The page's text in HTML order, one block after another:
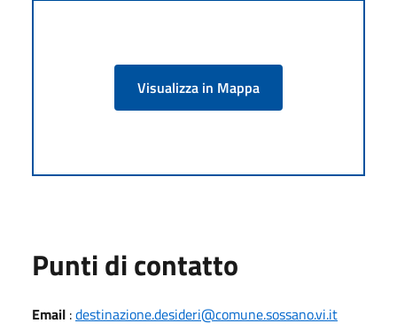
Visualizza in Mappa
Punti di contatto
Email :destinazione.desideri@comune.sossano.vi.it